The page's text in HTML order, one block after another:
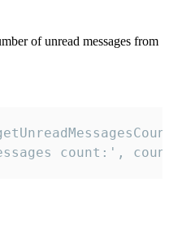
of unread messages from
count:',